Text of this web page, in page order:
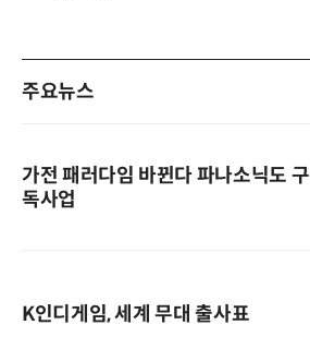
주요뉴스
가전 패러다임 바뀐다 파나소닉도 구
독사업
K인디게임, 세계 무대 출사표